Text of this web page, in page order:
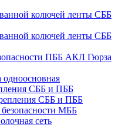
колючей ленты СББ
колючей ленты СББ
ПББ АКЛ Гюрза
СББ и ПББ
СББ и ПББ
МББ
сеть